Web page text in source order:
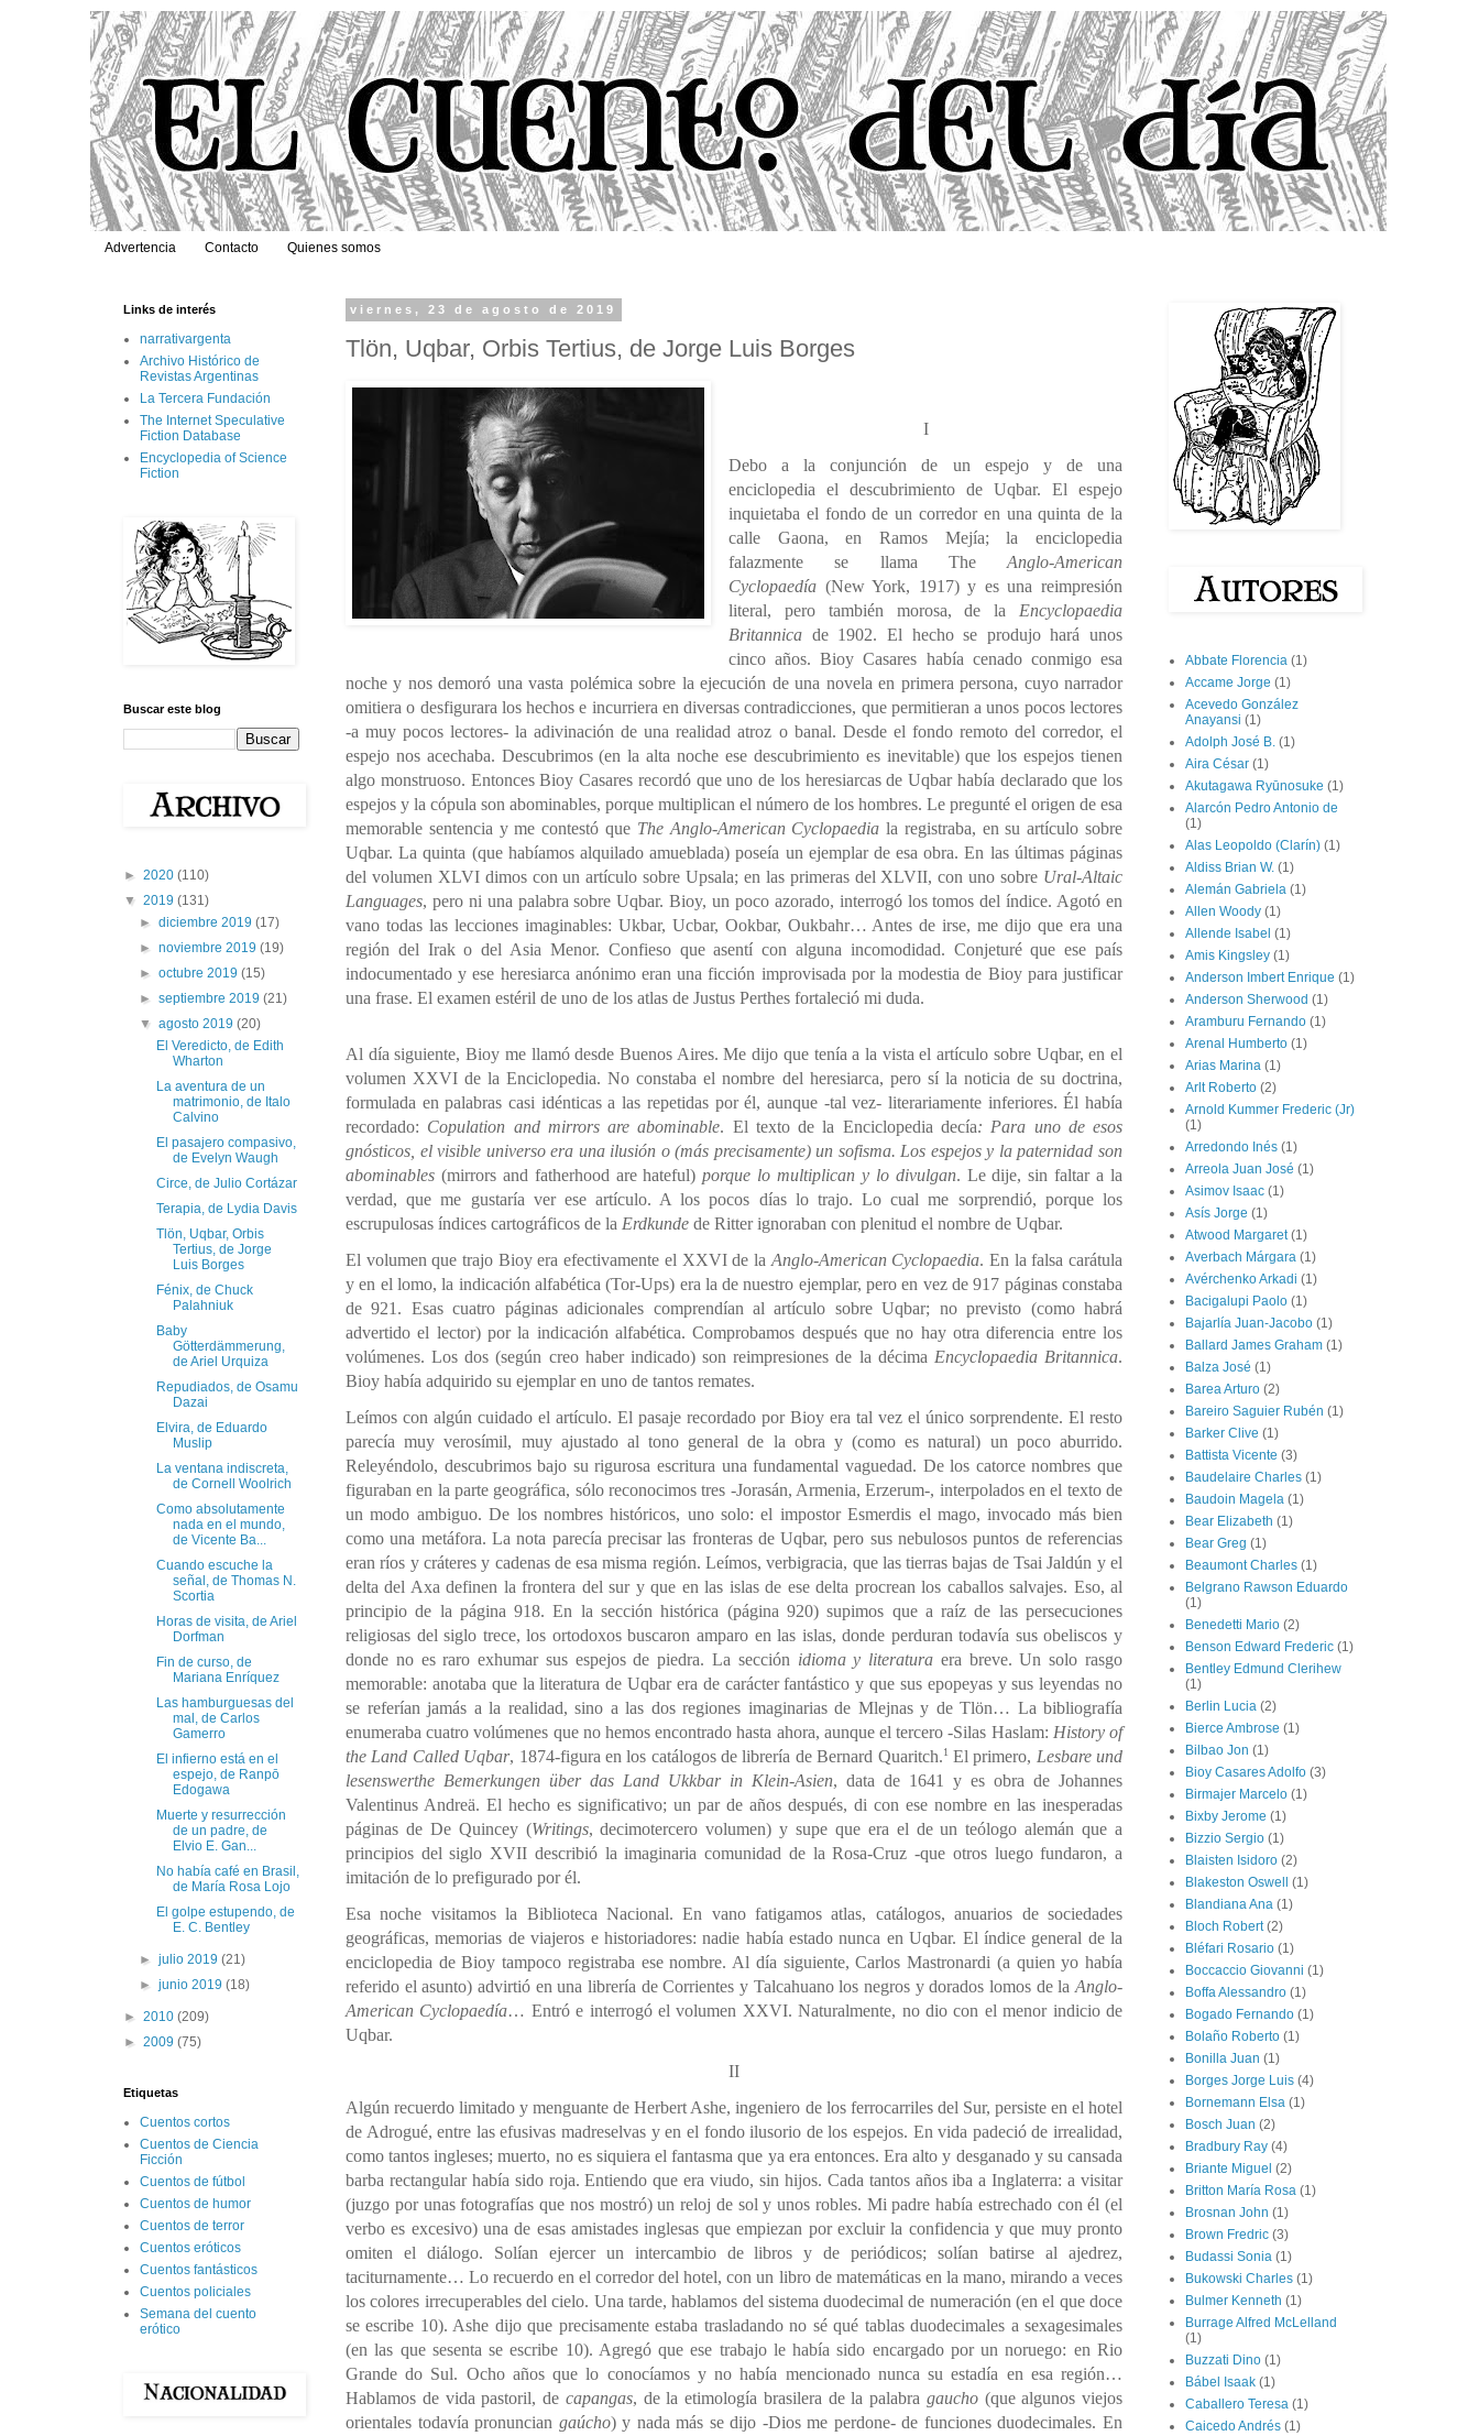
Advertencia Contacto Quienes somos
viernes, 23 de agosto de 2019
Tlön, Uqbar, Orbis Tertius, de Jorge Luis Borges
I
Debo a la conjunción de un espejo y de una
enciclopedia el descubrimiento de Uqbar. El espejo
inquietaba el fondo de un corredor en una quinta de la
calle Gaona, en Ramos Mejía; la enciclopedia
falazmente se llama The Anglo-American
Cyclopaedía (New York, 1917) y es una reimpresión
literal, pero también morosa, de la Encyclopaedia
Britannica de 1902. El hecho se produjo hará unos
cinco años. Bioy Casares había cenado conmigo esa
noche y nos demoró una vasta polémica sobre la ejecución de una novela en primera persona, cuyo narrador
omitiera o desfigurara los hechos e incurriera en diversas contradicciones, que permitieran a unos pocos lectores
-a muy pocos lectores- la adivinación de una realidad atroz o banal. Desde el fondo remoto del corredor, el
espejo nos acechaba. Descubrimos (en la alta noche ese descubrimiento es inevitable) que los espejos tienen
algo monstruoso. Entonces Bioy Casares recordó que uno de los heresiarcas de Uqbar había declarado que los
espejos y la cópula son abominables, porque multiplican el número de los hombres. Le pregunté el origen de esa
memorable sentencia y me contestó que The Anglo-American Cyclopaedia la registraba, en su artículo sobre
Uqbar. La quinta (que habíamos alquilado amueblada) poseía un ejemplar de esa obra. En las últimas páginas
del volumen XLVI dimos con un artículo sobre Upsala; en las primeras del XLVII, con uno sobre Ural-Altaic
Languages, pero ni una palabra sobre Uqbar. Bioy, un poco azorado, interrogó los tomos del índice. Agotó en
vano todas las lecciones imaginables: Ukbar, Ucbar, Ookbar, Oukbahr… Antes de irse, me dijo que era una
región del Irak o del Asia Menor. Confieso que asentí con alguna incomodidad. Conjeturé que ese país
indocumentado y ese heresiarca anónimo eran una ficción improvisada por la modestia de Bioy para justificar
una frase. El examen estéril de uno de los atlas de Justus Perthes fortaleció mi duda.
Al día siguiente, Bioy me llamó desde Buenos Aires. Me dijo que tenía a la vista el artículo sobre Uqbar, en el
volumen XXVI de la Enciclopedia. No constaba el nombre del heresiarca, pero sí la noticia de su doctrina,
formulada en palabras casi idénticas a las repetidas por él, aunque -tal vez- literariamente inferiores. Él había
recordado: Copulation and mirrors are abominable. El texto de la Enciclopedia decía: Para uno de esos
gnósticos, el visible universo era una ilusión o (más precisamente) un sofisma. Los espejos y la paternidad son
abominables (mirrors and fatherhood are hateful) porque lo multiplican y lo divulgan. Le dije, sin faltar a la
verdad, que me gustaría ver ese artículo. A los pocos días lo trajo. Lo cual me sorprendió, porque los
escrupulosas índices cartográficos de la Erdkunde de Ritter ignoraban con plenitud el nombre de Uqbar.
El volumen que trajo Bioy era efectivamente el XXVI de la Anglo-American Cyclopaedia. En la falsa carátula
y en el lomo, la indicación alfabética (Tor-Ups) era la de nuestro ejemplar, pero en vez de 917 páginas constaba
de 921. Esas cuatro páginas adicionales comprendían al artículo sobre Uqbar; no previsto (como habrá
advertido el lector) por la indicación alfabética. Comprobamos después que no hay otra diferencia entre los
volúmenes. Los dos (según creo haber indicado) son reimpresiones de la décima Encyclopaedia Britannica.
Bioy había adquirido su ejemplar en uno de tantos remates.
Leímos con algún cuidado el artículo. El pasaje recordado por Bioy era tal vez el único sorprendente. El resto
parecía muy verosímil, muy ajustado al tono general de la obra y (como es natural) un poco aburrido.
Releyéndolo, descubrimos bajo su rigurosa escritura una fundamental vaguedad. De los catorce nombres que
figuraban en la parte geográfica, sólo reconocimos tres -Jorasán, Armenia, Erzerum-, interpolados en el texto de
un modo ambiguo. De los nombres históricos, uno solo: el impostor Esmerdis el mago, invocado más bien
como una metáfora. La nota parecía precisar las fronteras de Uqbar, pero sus nebulosos puntos de referencias
eran ríos y cráteres y cadenas de esa misma región. Leímos, verbigracia, que las tierras bajas de Tsai Jaldún y el
delta del Axa definen la frontera del sur y que en las islas de ese delta procrean los caballos salvajes. Eso, al
principio de la página 918. En la sección histórica (página 920) supimos que a raíz de las persecuciones
religiosas del siglo trece, los ortodoxos buscaron amparo en las islas, donde perduran todavía sus obeliscos y
donde no es raro exhumar sus espejos de piedra. La sección idioma y literatura era breve. Un solo rasgo
memorable: anotaba que la literatura de Uqbar era de carácter fantástico y que sus epopeyas y sus leyendas no
se referían jamás a la realidad, sino a las dos regiones imaginarias de Mlejnas y de Tlön… La bibliografía
enumeraba cuatro volúmenes que no hemos encontrado hasta ahora, aunque el tercero -Silas Haslam: History of
the Land Called Uqbar, 1874-figura en los catálogos de librería de Bernard Quaritch.1 El primero, Lesbare und
lesenswerthe Bemerkungen über das Land Ukkbar in Klein-Asien, data de 1641 y es obra de Johannes
Valentinus Andreä. El hecho es significativo; un par de años después, di con ese nombre en las inesperadas
páginas de De Quincey (Writings, decimotercero volumen) y supe que era el de un teólogo alemán que a
principios del siglo XVII describió la imaginaria comunidad de la Rosa-Cruz -que otros luego fundaron, a
imitación de lo prefigurado por él.
Esa noche visitamos la Biblioteca Nacional. En vano fatigamos atlas, catálogos, anuarios de sociedades
geográficas, memorias de viajeros e historiadores: nadie había estado nunca en Uqbar. El índice general de la
enciclopedia de Bioy tampoco registraba ese nombre. Al día siguiente, Carlos Mastronardi (a quien yo había
referido el asunto) advirtió en una librería de Corrientes y Talcahuano los negros y dorados lomos de la Anglo-
American Cyclopaedía… Entró e interrogó el volumen XXVI. Naturalmente, no dio con el menor indicio de
Uqbar.
II
Algún recuerdo limitado y menguante de Herbert Ashe, ingeniero de los ferrocarriles del Sur, persiste en el hotel
de Adrogué, entre las efusivas madreselvas y en el fondo ilusorio de los espejos. En vida padeció de irrealidad,
como tantos ingleses; muerto, no es siquiera el fantasma que ya era entonces. Era alto y desganado y su cansada
barba rectangular había sido roja. Entiendo que era viudo, sin hijos. Cada tantos años iba a Inglaterra: a visitar
(juzgo por unas fotografías que nos mostró) un reloj de sol y unos robles. Mi padre había estrechado con él (el
verbo es excesivo) una de esas amistades inglesas que empiezan por excluir la confidencia y que muy pronto
omiten el diálogo. Solían ejercer un intercambio de libros y de periódicos; solían batirse al ajedrez,
taciturnamente… Lo recuerdo en el corredor del hotel, con un libro de matemáticas en la mano, mirando a veces
los colores irrecuperables del cielo. Una tarde, hablamos del sistema duodecimal de numeración (en el que doce
se escribe 10). Ashe dijo que precisamente estaba trasladando no sé qué tablas duodecimales a sexagesimales
(en las que sesenta se escribe 10). Agregó que ese trabajo le había sido encargado por un noruego: en Rio
Grande do Sul. Ocho años que lo conocíamos y no había mencionado nunca su estadía en esa región…
Hablamos de vida pastoril, de capangas, de la etimología brasilera de la palabra gaucho(que algunos viejos
orientales todavía pronuncian gaúcho) y nada más se dijo -Dios me perdone- de funciones duodecimales. En
Links de interés
narrativargenta
Archivo Histórico de
Revistas Argentinas
La Tercera Fundación
The Internet Speculative
Fiction Database
Encyclopedia of Science
Fiction
Buscar este blog
► 2020 (110)
▼ 2019 (131)
►diciembre 2019(17)
►noviembre 2019(19)
►octubre 2019(15)
►septiembre 2019(21)
▼agosto 2019(20)
El Veredicto, de Edith
Wharton
La aventura de un
matrimonio, de Italo
Calvino
El pasajero compasivo,
de Evelyn Waugh
Circe, de Julio Cortázar
Terapia, de Lydia Davis
Tlön, Uqbar, Orbis
Tertius, de Jorge
Luis Borges
Fénix, de Chuck
Palahniuk
Baby
Götterdämmerung,
de Ariel Urquiza
Repudiados, de Osamu
Dazai
Elvira, de Eduardo
Muslip
La ventana indiscreta,
de Cornell Woolrich
Como absolutamente
nada en el mundo,
de Vicente Ba...
Cuando escuche la
señal, de Thomas N.
Scortia
Horas de visita, de Ariel
Dorfman
Fin de curso, de
Mariana Enríquez
Las hamburguesas del
mal, de Carlos
Gamerro
El infierno está en el
espejo, de Ranpō
Edogawa
Muerte y resurrección
de un padre, de
Elvio E. Gan...
No había café en Brasil,
de María Rosa Lojo
El golpe estupendo, de
E. C. Bentley
►julio 2019(21)
►junio 2019(18)
► 2010 (209)
► 2009 (75)
Etiquetas
Cuentos cortos
Cuentos de Ciencia
Ficción
Cuentos de fútbol
Cuentos de humor
Cuentos de terror
Cuentos eróticos
Cuentos fantásticos
Cuentos policiales
Semana del cuento
erótico
Abbate Florencia (1)
Accame Jorge (1)
Acevedo González
Anayansi (1)
Adolph José B. (1)
Aira César (1)
Akutagawa Ryūnosuke (1)
Alarcón Pedro Antonio de
(1)
Alas Leopoldo (Clarín) (1)
Aldiss Brian W. (1)
Alemán Gabriela (1)
Allen Woody (1)
Allende Isabel (1)
Amis Kingsley (1)
Anderson Imbert Enrique (1)
Anderson Sherwood (1)
Aramburu Fernando (1)
Arenal Humberto (1)
Arias Marina (1)
Arlt Roberto (2)
Arnold Kummer Frederic (Jr)
(1)
Arredondo Inés (1)
Arreola Juan José (1)
Asimov Isaac (1)
Asís Jorge (1)
Atwood Margaret (1)
Averbach Márgara (1)
Avérchenko Arkadi (1)
Bacigalupi Paolo (1)
Bajarlía Juan-Jacobo (1)
Ballard James Graham (1)
Balza José (1)
Barea Arturo (2)
Bareiro Saguier Rubén (1)
Barker Clive (1)
Battista Vicente (3)
Baudelaire Charles (1)
Baudoin Magela (1)
Bear Elizabeth (1)
Bear Greg (1)
Beaumont Charles (1)
Belgrano Rawson Eduardo
(1)
Benedetti Mario (2)
Benson Edward Frederic (1)
Bentley Edmund Clerihew
(1)
Berlin Lucia (2)
Bierce Ambrose (1)
Bilbao Jon (1)
Bioy Casares Adolfo (3)
Birmajer Marcelo (1)
Bixby Jerome (1)
Bizzio Sergio (1)
Blaisten Isidoro (2)
Blakeston Oswell
(1)
Blandiana Ana (1)
Bloch Robert (2)
Bléfari Rosario (1)
Boccaccio Giovanni (1)
Boffa Alessandro (1)
Bogado Fernando (1)
Bolaño Roberto (1)
Bonilla Juan (1)
Borges Jorge Luis (4)
Bornemann Elsa (1)
Bosch Juan (2)
Bradbury Ray (4)
Briante Miguel (2)
Britton María Rosa (1)
Brosnan John (1)
Brown Fredric (3)
Budassi Sonia (1)
Bukowski Charles (1)
Bulmer Kenneth (1)
Burrage Alfred McLelland
(1)
Buzzati Dino (1)
Bábel Isaak (1)
Caballero Teresa (1)
Caicedo Andrés (1)